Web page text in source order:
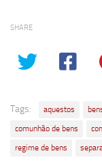
SHARE
Tags: aquestos
comunhão de bens
regime de bens